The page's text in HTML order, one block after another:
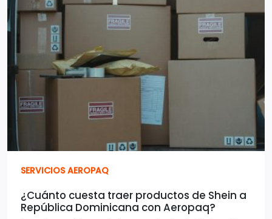
SERVICIOS AEROPAQ
¿Cuánto cuesta traer productos de Shein a
República Dominicana con Aeropaq?